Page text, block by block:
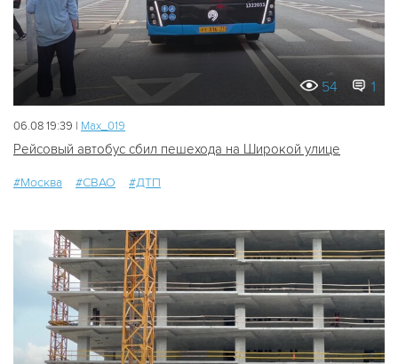
54 1
06.08 19:39 | Мах_019
Рейсовый автобус сбил пешехода на Широкой улице
#Москва #СВАО #ДТП